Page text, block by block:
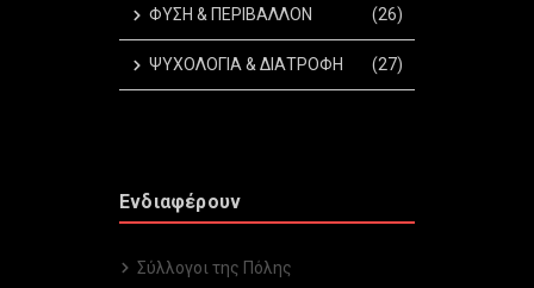
ΦΥΣΗ & ΠΕΡΙΒΑΛΛΟΝ (26)
ΨΥΧΟΛΟΓΙΑ & ΔΙΑΤΡΟΦΗ (27)
Ενδιαφέρουν
Σύλλογοι της Πόλης